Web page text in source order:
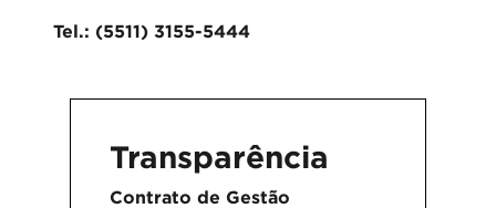
Tel.: (5511) 3155-5444
Transparência
Contrato de Gestão